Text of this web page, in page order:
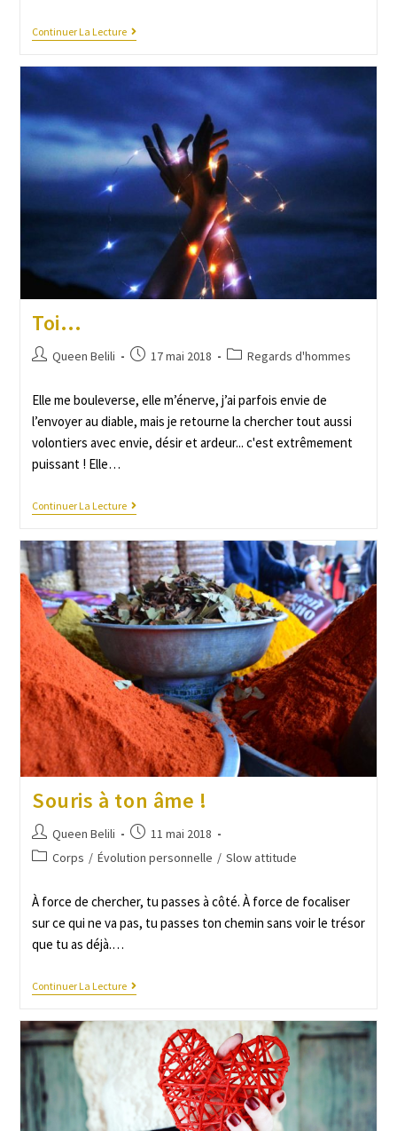
Continuer La Lecture
Toi…
Queen Belili 17 mai 2018 Regards d'hommes
Elle me bouleverse, elle m’énerve, j’ai parfois envie de
l’envoyer au diable, mais je retourne la chercher tout aussi
volontiers avec envie, désir et ardeur... c'est extrêmement
puissant ! Elle…
Continuer La Lecture
Souris à ton âme !
Queen Belili
11 mai 2018
Corps / Évolution personnelle / Slow attitude
À force de chercher, tu passes à côté. À force de focaliser
sur ce qui ne va pas, tu passes ton chemin sans voir le trésor
que tu as déjà.…
Continuer La Lecture